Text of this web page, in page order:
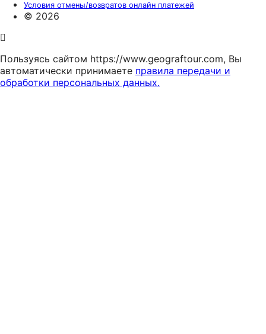
Условия отмены/возвратов онлайн платежей
© 2026
Пользуясь сайтом https://www.geograftour.com, Вы
автоматически принимаете правила передачи и
обработки персональных данных.